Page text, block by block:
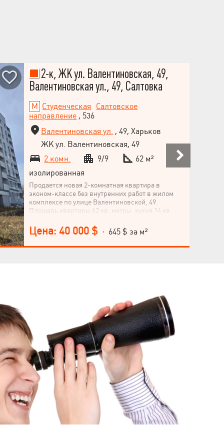
2-к, ЖК ул. Валентиновская, 49,
Валентиновская ул., 49, Салтовка
Студенческая
Салтовское
направление , 536
Валентиновская ул. , 49, Харьков
ЖК ул. Валентиновская, 49
2 комн.
9/9
62 м²
изолированная
Продается новая 2-комнатная квартира в
эконом-классе без внутренних работ в жилом
комплексе по улице Валентиновской, 49.
Площадь квартиры 62 кв. метры, кухня 14 кв.
этажного дома. Выгодное расположение рядом
со станцией метро Студенческая (536,
Валентиновская улица), удобная транспортная
Цена: 40 000 $ · 645 $ за м²
Язык